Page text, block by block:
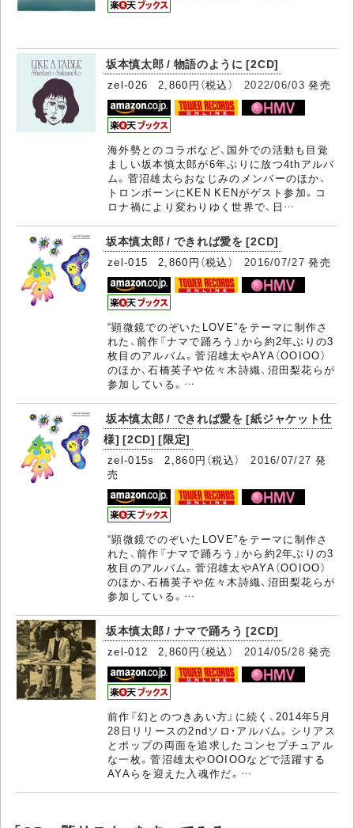
坂本慎太郎 / 物語のように [2CD]
zel-026 2,860円（税込） 2022/06/03 発売
海外勢とのコラボなど、国外での活動も目覚
ましい坂本慎太郎が6年ぶりに放つ4thアルバ
ム。菅沼雄太らおなじみのメンバーのほか、
トロンボーンにKEN KENがゲスト参加。コ
ロナ禍により変わりゆく世界で、日…
坂本慎太郎 / できれば愛を [2CD]
zel-015 2,860円（税込） 2016/07/27 発売
“顕微鏡でのぞいたLOVE”をテーマに制作さ
れた、前作『ナマで踊ろう』から約2年ぶりの3
枚目のアルバム。菅沼雄太やAYA（OOIOO）
のほか、石橋英子や佐々木詩織、沼田梨花らが
参加している。…
坂本慎太郎 / できれば愛を [紙ジャケット仕
様] [2CD] [限定]
zel-015s 2,860円（税込） 2016/07/27 発
売
“顕微鏡でのぞいたLOVE”をテーマに制作さ
れた、前作『ナマで踊ろう』から約2年ぶりの3
枚目のアルバム。菅沼雄太やAYA（OOIOO）
のほか、石橋英子や佐々木詩織、沼田梨花らが
参加している。…
坂本慎太郎 / ナマで踊ろう [2CD]
zel-012 2,860円（税込） 2014/05/28 発売
前作『幻とのつきあい方』に続く、2014年5月
28日リリースの2ndソロ・アルバム。シリアス
とポップの両面を追求したコンセプチュアル
な一枚。菅沼雄太やOOIOOなどで活躍する
AYAらを迎えた入魂作だ。…